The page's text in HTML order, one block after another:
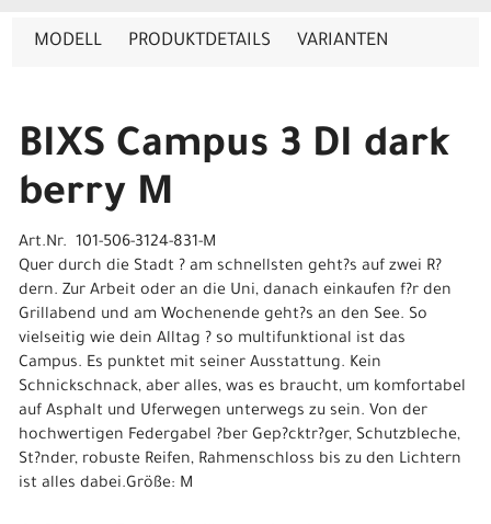
MODELL PRODUKTDETAILS VARIANTEN
BIXS Campus 3 DI dark
berry M
Art.Nr. 101-506-3124-831-M
Quer durch die Stadt ? am schnellsten geht?s auf zwei R?
dern. Zur Arbeit oder an die Uni, danach einkaufen f?r den
Grillabend und am Wochenende geht?s an den See. So
vielseitig wie dein Alltag ? so multifunktional ist das
Campus. Es punktet mit seiner Ausstattung. Kein
Schnickschnack, aber alles, was es braucht, um komfortabel
auf Asphalt und Uferwegen unterwegs zu sein. Von der
hochwertigen Federgabel ?ber Gep?cktr?ger, Schutzbleche,
St?nder, robuste Reifen, Rahmenschloss bis zu den Lichtern
ist alles dabei.Größe: M